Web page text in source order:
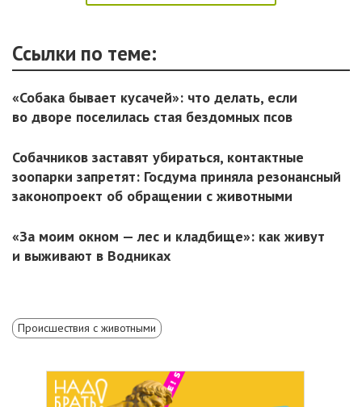
Ссылки по теме:
«Собака бывает кусачей»: что делать, если
во дворе поселилась стая бездомных псов
Собачников заставят убираться, контактные
зоопарки запретят: Госдума приняла резонансный
законопроект об обращении с животными
«За моим окном — лес и кладбище»: как живут
и выживают в Водниках
Происшествия с животными